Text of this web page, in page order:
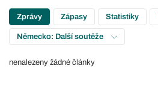
Zprávy Zápasy Statistiky
Německo: Další soutěže
nenalezeny žádné články